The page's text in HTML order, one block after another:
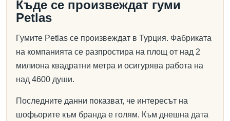
Къде се произвеждат гуми
Petlas
Гумите Petlas се произвеждат в Турция. Фабриката
на компанията се разпростира на площ от над 2
милиона квадратни метра и осигурява работа на
над 4600 души.
Последните данни показват, че интересът на
шофьорите към бранда е голям. Към днешна дата